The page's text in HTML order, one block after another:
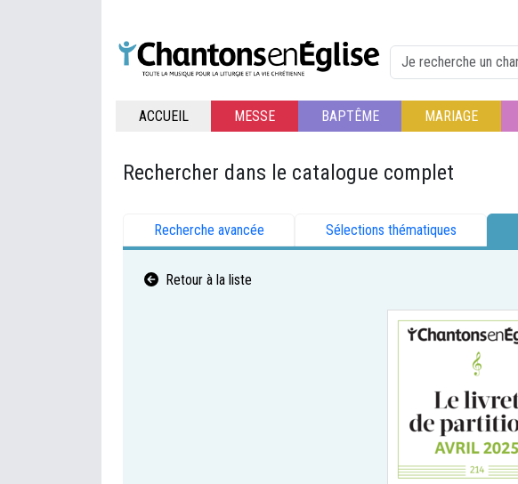
ACCUEIL MESSE BAPTÊME MARIAGE
Rechercher dans le catalogue complet
Recherche avancée Sélections thématiques
Retour à la liste